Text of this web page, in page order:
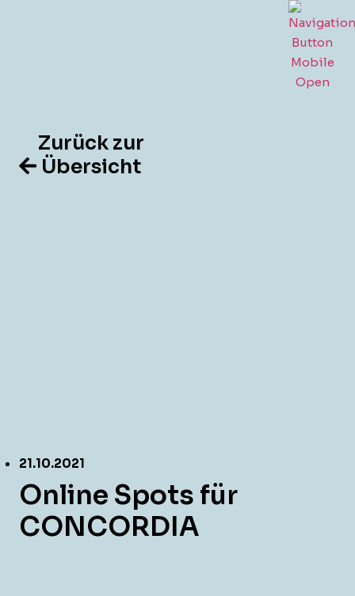
Zurück zur
Übersicht
21.10.2021
Online Spots für
CONCORDIA